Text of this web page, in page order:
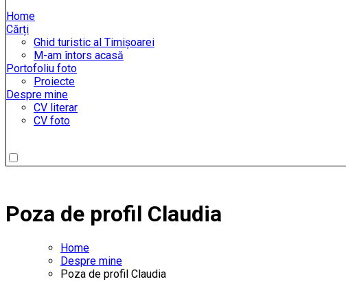
Home
Cărți
Ghid turistic al Timișoarei
M-am întors acasă
Portofoliu foto
Proiecte
Despre mine
CV literar
CV foto
Poza de profil Claudia
Home
Despre mine
Poza de profil Claudia